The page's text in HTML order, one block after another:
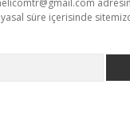
süre içerisinde